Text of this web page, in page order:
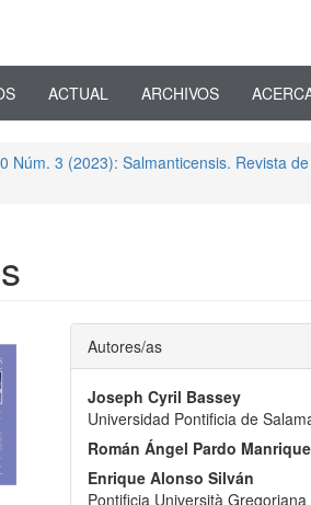
ACTUAL ARCHIVOS
Núm. 3 (2023): Salmanticensis. Revista
Contenido
principal
del
artículo
Autores/as
Joseph Cyril Bassey
Universidad Pontificia de
Román Ángel Pardo Manrique
Enrique Alonso Silván
Pontificia Università Gregoriana